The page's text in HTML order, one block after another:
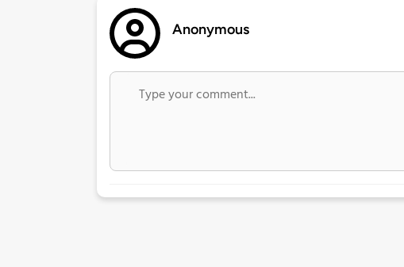
Anonymous